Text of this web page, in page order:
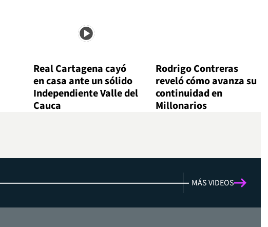
Real Cartagena cayó
en casa ante un sólido
Independiente Valle del
Cauca
Rodrigo Contreras
reveló cómo avanza su
continuidad en
Millonarios
MÁS VIDEOS